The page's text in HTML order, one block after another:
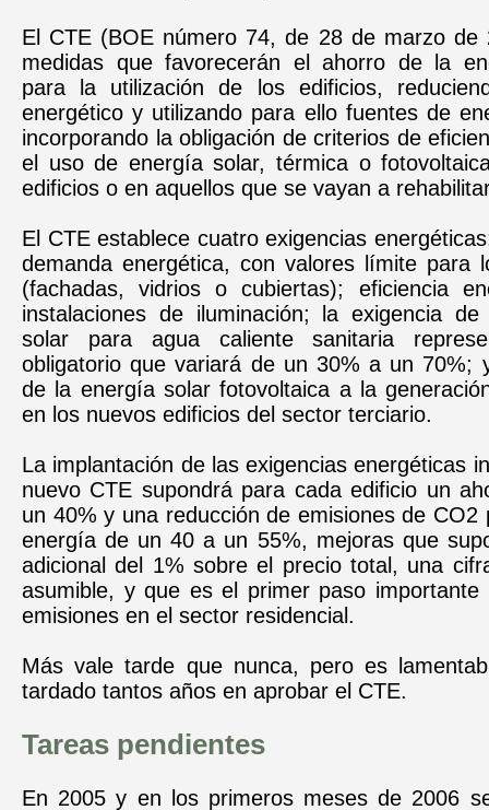
El CTE (BOE número 74, de 28 de marzo de
medidas que favorecerán el ahorro de la
para la utilización de los edificios,
energético y utilizando para ello fuentes de
incorporando la obligación de criterios de
el uso de energía solar, térmica o
edificios o en aquellos que se vayan a
El CTE establece cuatro exigencias
demanda energética, con valores límite para
(fachadas, vidrios o cubiertas); eficiencia
instalaciones de iluminación; la exigencia
solar para agua caliente sanitaria
obligatorio que variará de un 30% a un 70%;
de la energía solar fotovoltaica a la
en los nuevos edificios del sector terciario.
La implantación de las exigencias energéticas
nuevo CTE supondrá para cada edificio un
un 40% y una reducción de emisiones de CO2
energía de un 40 a un 55%, mejoras que
adicional del 1% sobre el precio total, una
asumible, y que es el primer paso importante
emisiones en el sector residencial.
Más vale tarde que nunca, pero es
tardado tantos años en aprobar el CTE.
Tareas pendientes
En 2005 y en los primeros meses de 2006